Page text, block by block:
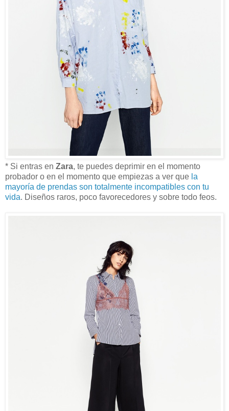
* Si entras en Zara, te puedes deprimir en el momento
probador o en el momento que empiezas a ver que la
mayoría de prendas son totalmente incompatibles con tu
vida. Diseños raros, poco favorecedores y sobre todo feos.